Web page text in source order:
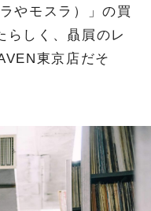
やモスラ）」の買
らしく、贔屓のレ
東京店だそ